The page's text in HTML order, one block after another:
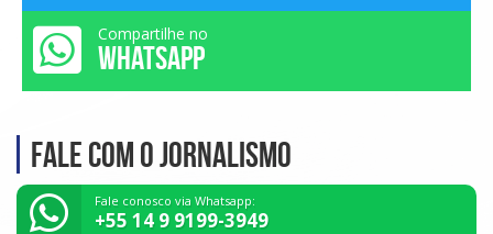
Compartilhe no
WHATSAPP
Fale com o Jornalismo
Fale conosco via Whatsapp:
+55 14 9 9199-3949